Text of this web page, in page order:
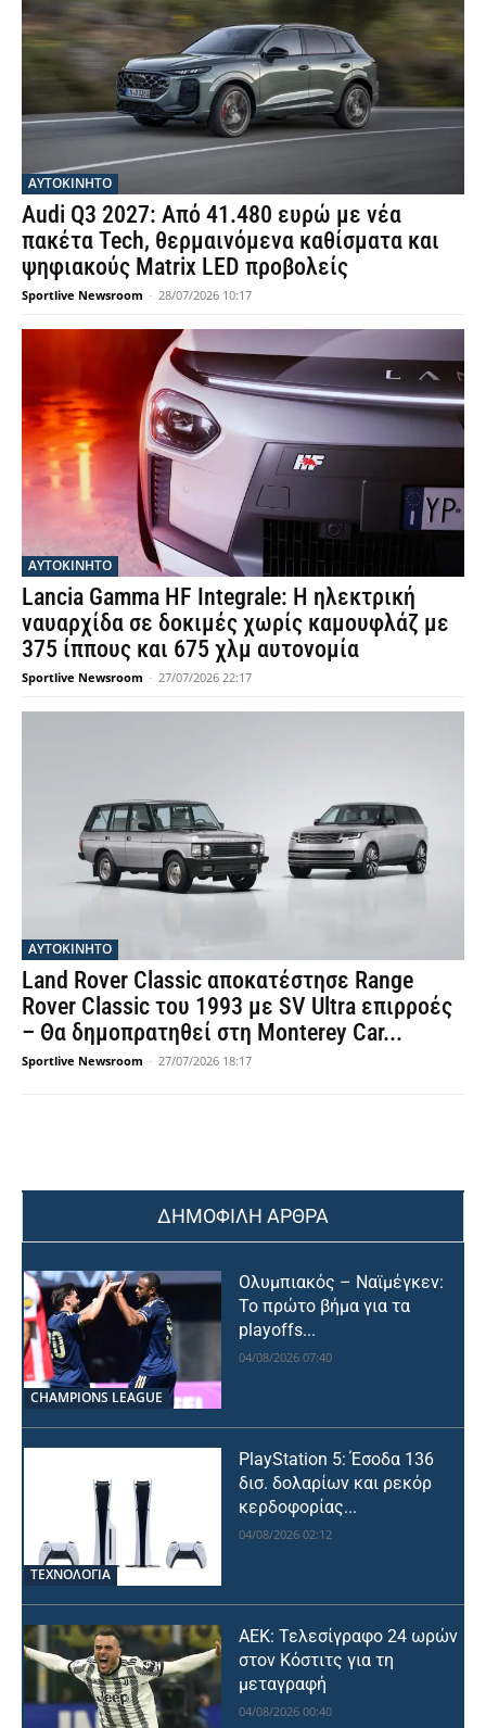
ΑΥΤΟΚΙΝΗΤΟ
Audi Q3 2027: Από 41.480 ευρώ με νέα
πακέτα Tech, θερμαινόμενα καθίσματα και
ψηφιακούς Matrix LED προβολείς
Sportlive Newsroom - 28/07/2026 10:17
ΑΥΤΟΚΙΝΗΤΟ
Lancia Gamma HF Integrale: Η ηλεκτρική
ναυαρχίδα σε δοκιμές χωρίς καμουφλάζ με
375 ίππους και 675 χλμ αυτονομία
Sportlive Newsroom - 27/07/2026 22:17
ΑΥΤΟΚΙΝΗΤΟ
Land Rover Classic αποκατέστησε Range
Rover Classic του 1993 με SV Ultra επιρροές
– Θα δημοπρατηθεί στη Monterey Car...
Sportlive Newsroom - 27/07/2026 18:17
ΔΗΜΟΦΙΛΗ ΑΡΘΡΑ
CHAMPIONS LEAGUE
Ολυμπιακός – Ναϊμέγκεν:
Το πρώτο βήμα για τα
playoffs...
04/08/2026 07:40
ΤΕΧΝΟΛΟΓΙΑ
PlayStation 5: Έσοδα 136
δισ. δολαρίων και ρεκόρ
κερδοφορίας...
04/08/2026 02:12
ΑΕΚ: Τελεσίγραφο 24 ωρών
στον Κόστιτς για τη
μεταγραφή
04/08/2026 00:40